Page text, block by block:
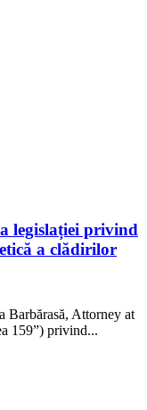
legislației privind
a clădirilor
Barbărasă, Attorney at
159”) privind...